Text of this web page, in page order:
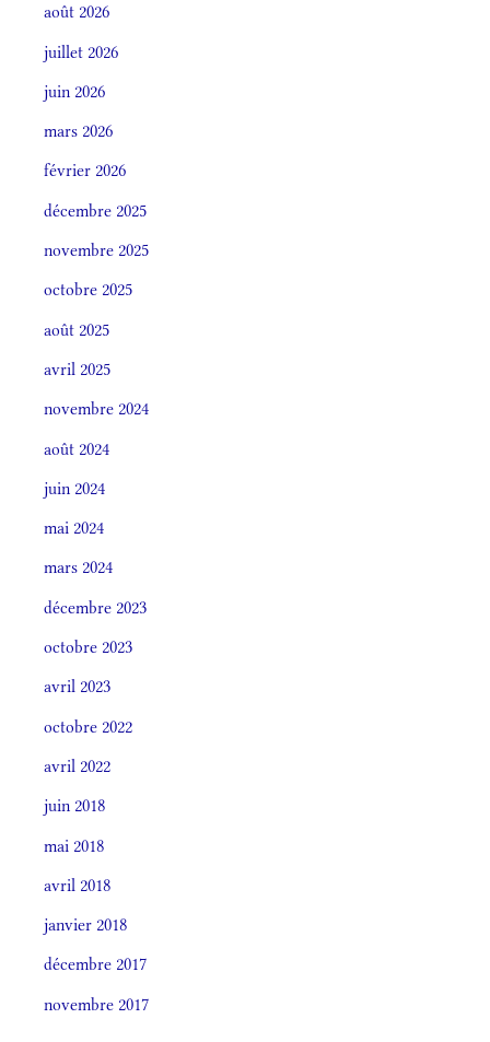
août 2026
juillet 2026
juin 2026
mars 2026
février 2026
décembre 2025
novembre 2025
octobre 2025
août 2025
avril 2025
novembre 2024
août 2024
juin 2024
mai 2024
mars 2024
décembre 2023
octobre 2023
avril 2023
octobre 2022
avril 2022
juin 2018
mai 2018
avril 2018
janvier 2018
décembre 2017
novembre 2017